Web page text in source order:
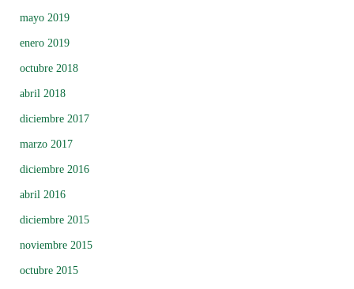
mayo 2019
enero 2019
octubre 2018
abril 2018
diciembre 2017
marzo 2017
diciembre 2016
abril 2016
diciembre 2015
noviembre 2015
octubre 2015